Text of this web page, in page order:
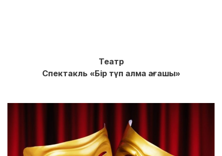
Театр
Спектакль «Бір түп алма ағашы»